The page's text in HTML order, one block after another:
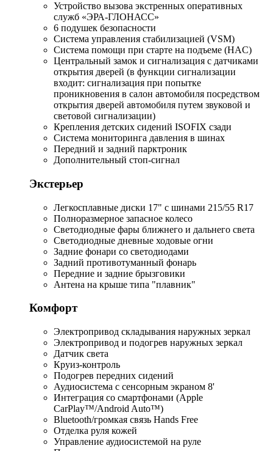
Устройство вызова экстренных оперативных
служб «ЭРА-ГЛОНАСС»
6 подушек безопасности
Система управления стабилизацией (VSM)
Система помощи при старте на подъеме (HAC)
Центральный замок и сигнализация с датчиками
открытия дверей (в функции сигнализации
входит: сигнализация при попытке
проникновения в салон автомобиля посредством
открытия дверей автомобиля путем звуковой и
световой сигнализации)
Крепления детских сидений ISOFIX сзади
Система мониторинга давления в шинах
Передний и задний парктроник
Дополнительный стоп-сигнал
Экстерьер
Легкосплавные диски 17" с шинами 215/55 R17
Полноразмерное запасное колесо
Светодиодные фары ближнего и дальнего света
Светодиодные дневные ходовые огни
Задние фонари со светодиодами
Задний противотуманный фонарь
Передние и задние брызговики
Антена на крыше типа "плавник"
Комфорт
Электропривод складывания наружных зеркал
Электропривод и подогрев наружных зеркал
Датчик света
Круиз-контроль
Подогрев передних сидений
Аудиосистема с сенсорным экраном 8'
Интеграция со смартфонами (Apple
CarPlay™/Android Auto™)
Bluetooth/громкая связь Hands Free
Отделка руля кожей
Управление аудиосистемой на руле